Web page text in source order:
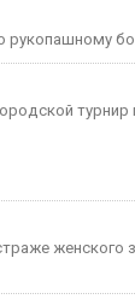
турнир
женского